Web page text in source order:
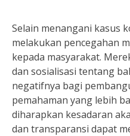
Selain menangani kasus
melakukan pencegahan
kepada masyarakat.
dan sosialisasi tentang
negatifnya bagi
pemahaman yang lebih
diharapkan kesadaran
dan transparansi dapat